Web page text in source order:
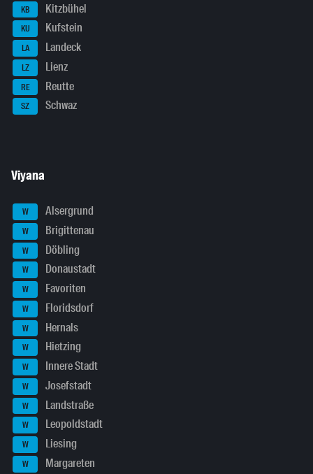
KB Kitzbühel
KU Kufstein
LA Landeck
LZ Lienz
RE Reutte
SZ Schwaz
Viyana
W Alsergrund
W Brigittenau
W Döbling
W Donaustadt
W Favoriten
W Floridsdorf
W Hernals
W Hietzing
W Innere Stadt
W Josefstadt
W Landstraße
W Leopoldstadt
W Liesing
W Margareten